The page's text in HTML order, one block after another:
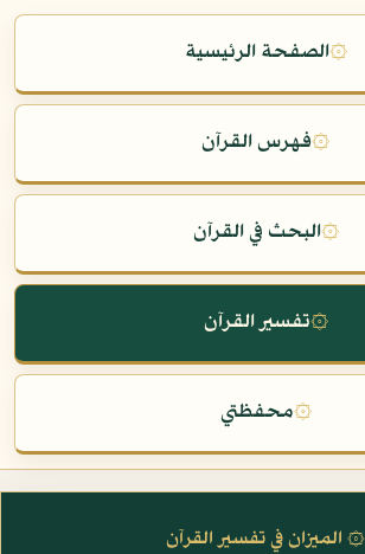
۞الصفحة الرئيسية
۞فهرس القرآن
۞البحث في القرآن
۞تفسير القرآن
۞محفظتي
۞ الميزان في تفسير القرآن